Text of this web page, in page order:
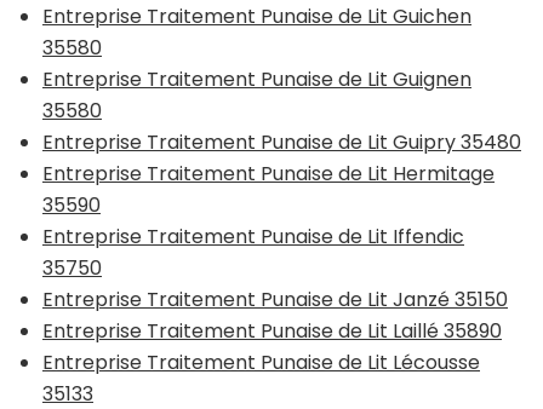
Entreprise Traitement Punaise de Lit Guichen
35580
Entreprise Traitement Punaise de Lit Guignen
35580
Entreprise Traitement Punaise de Lit Guipry 35480
Entreprise Traitement Punaise de Lit Hermitage
35590
Entreprise Traitement Punaise de Lit Iffendic
35750
Entreprise Traitement Punaise de Lit Janzé 35150
Entreprise Traitement Punaise de Lit Laillé 35890
Entreprise Traitement Punaise de Lit Lécousse
35133